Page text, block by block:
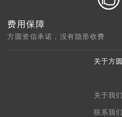
费用保障
方圆资信承诺，没有隐形收费
关于方圆
关于我们
联系我们